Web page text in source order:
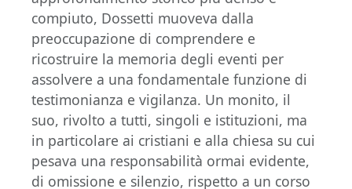
compiuto, Dossetti muoveva dalla
preoccupazione di comprendere e
ricostruire la memoria degli eventi per
assolvere a una fondamentale funzione di
testimonianza e vigilanza. Un monito, il
suo, rivolto a tutti, singoli e istituzioni, ma
in particolare ai cristiani e alla chiesa su cui
pesava una responsabilità ormai evidente,
di omissione e silenzio, rispetto a un corso